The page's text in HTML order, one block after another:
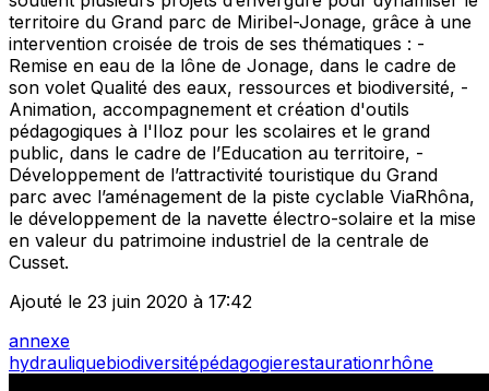
territoire du Grand parc de Miribel-Jonage, grâce à une
intervention croisée de trois de ses thématiques : -
Remise en eau de la lône de Jonage, dans le cadre de
son volet Qualité des eaux, ressources et biodiversité, -
Animation, accompagnement et création d'outils
pédagogiques à l'Iloz pour les scolaires et le grand
public, dans le cadre de l’Education au territoire, -
Développement de l’attractivité touristique du Grand
parc avec l’aménagement de la piste cyclable ViaRhôna,
le développement de la navette électro-solaire et la mise
en valeur du patrimoine industriel de la centrale de
Cusset.
Ajouté le 23 juin 2020 à 17:42
annexe
hydrauliquebiodiversitépédagogierestaurationrhône